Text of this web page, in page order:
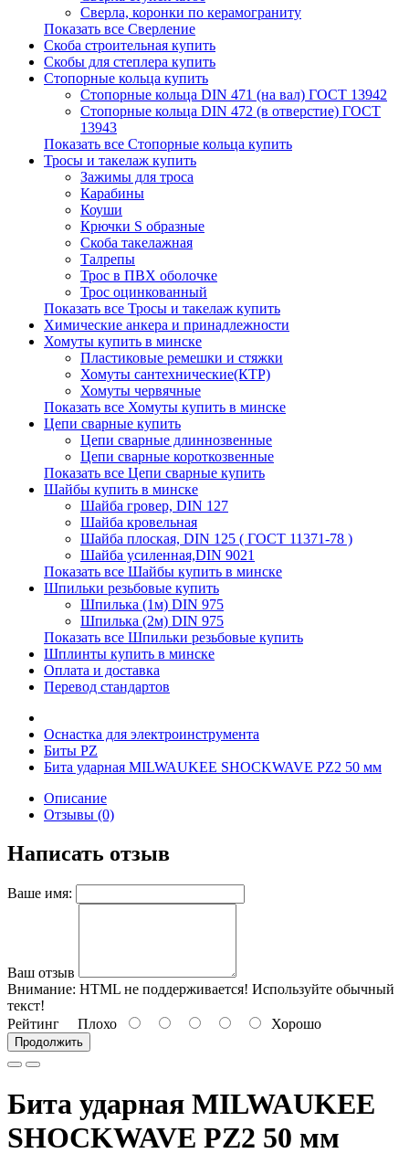
Сверла, коронки по керамограниту
Показать все Сверление
Скоба строительная купить
Скобы для степлера купить
Стопорные кольца купить
Стопорные кольца DIN 471 (на вал) ГОСТ 13942
Стопорные кольца DIN 472 (в отверстие) ГОСТ
13943
Показать все Стопорные кольца купить
Тросы и такелаж купить
Зажимы для троса
Карабины
Коуши
Крючки S образные
Скоба такелажная
Талрепы
Трос в ПВХ оболочке
Трос оцинкованный
Показать все Тросы и такелаж купить
Химические анкера и принадлежности
Хомуты купить в минске
Пластиковые ремешки и стяжки
Хомуты сантехнические(КТР)
Хомуты червячные
Показать все Хомуты купить в минске
Цепи сварные купить
Цепи сварные длиннозвенные
Цепи сварные короткозвенные
Показать все Цепи сварные купить
Шайбы купить в минске
Шайба гровер, DIN 127
Шайба кровельная
Шайба плоская, DIN 125 ( ГОСТ 11371-78 )
Шайба усиленная,DIN 9021
Показать все Шайбы купить в минске
Шпильки резьбовые купить
Шпилька (1м) DIN 975
Шпилька (2м) DIN 975
Показать все Шпильки резьбовые купить
Шплинты купить в минске
Оплата и доставка
Перевод стандартов
Оснастка для электроинструмента
Биты PZ
Бита ударная MILWAUKEE SHOCKWAVE PZ2 50 мм
Описание
Отзывы (0)
Написать отзыв
Ваше имя:
Ваш отзыв
Внимание: HTML не поддерживается! Используйте обычный
текст!
Рейтинг Плохо Хорошо
Продолжить
Бита ударная MILWAUKEE
SHOCKWAVE PZ2 50 мм